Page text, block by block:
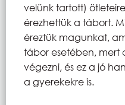
velünk tartott)
érezhettük a tábort.
éreztük magunkat,
tábor esetében, mert
végezni, és ez a jó
a gyerekekre is.